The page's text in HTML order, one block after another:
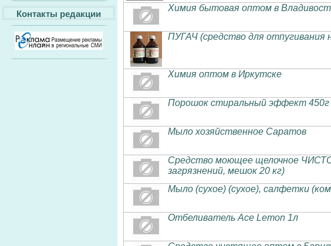
Контакты редакции
Химия бытовая оптом в
ПУГАЧ (средство для отпугивания
Химия оптом в Иркутске
Порошок стиральный эффект 450г
Мыло хозяйственное Саратов
Средство моющее щелочное
загрязнений, мешок 20 кг)
Мыло (сухое) (сухое), салфетки
Отбеливатель Ace Lemon 1л